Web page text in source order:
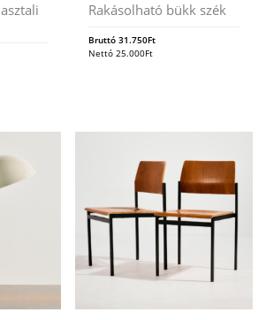
Rakásolható bükk szék
Bruttó31.750Ft
Nettó25.000Ft